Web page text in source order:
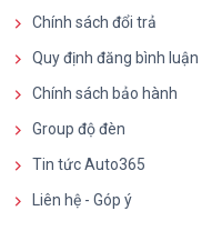
Chính sách đổi trả
Quy định đăng bình luận
Chính sách bảo hành
Group độ đèn
Tin tức Auto365
Liên hệ - Góp ý